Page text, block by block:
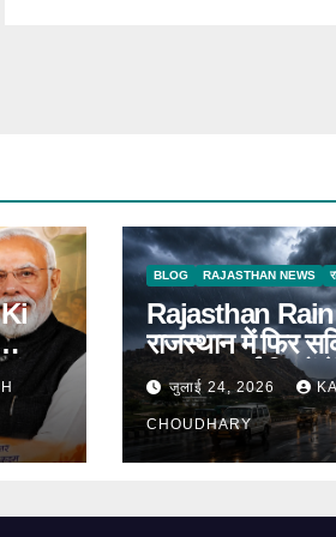
BLOG RAJASTHAN NEWS
Rajasthan
राजस्थान में फिर
मानसून, कई जिलों में
बारिश का Alert
जुलाई 24, 2026
CHOUDHARY